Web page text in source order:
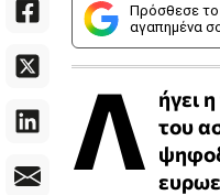
Πρόσθεσε το
αγαπημένα
Λ ήγει
του